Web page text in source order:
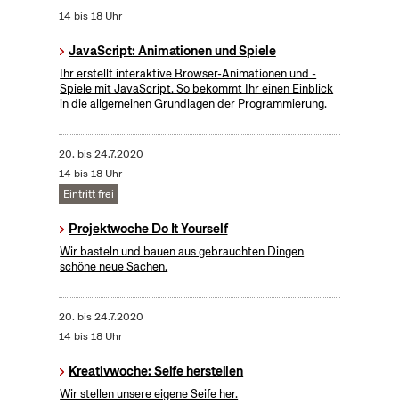
14 bis 18 Uhr
JavaScript: Animationen und Spiele
Ihr erstellt interaktive Browser-Animationen und -
Spiele mit JavaScript. So bekommt Ihr einen Einblick
in die allgemeinen Grundlagen der Programmierung.
20. bis24.7.2020
14 bis 18 Uhr
Eintritt frei
Projektwoche Do It Yourself
Wir basteln und bauen aus gebrauchten Dingen
schöne neue Sachen.
20. bis24.7.2020
14 bis 18 Uhr
Kreativwoche: Seife herstellen
Wir stellen unsere eigene Seife her.